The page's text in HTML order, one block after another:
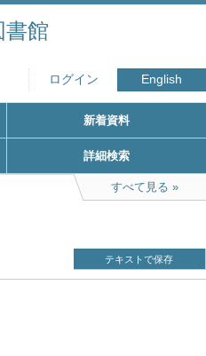
書館
ログイン English
新着資料
詳細検索
すべて見る
テキストで保存